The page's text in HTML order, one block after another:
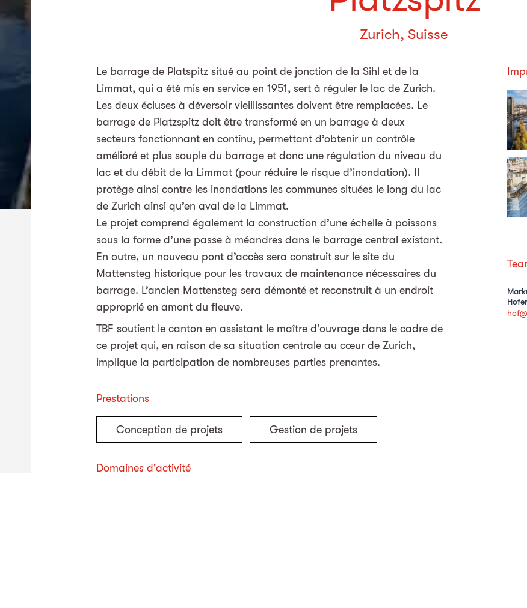
Zurich, Suisse
Le barrage de Platspitz situé au point de jonction de la Sihl et de la
Limmat, qui a été mis en service en 1951, sert à réguler le lac de Zurich.
Les deux écluses à déversoir vieillissantes doivent être remplacées. Le
barrage de Platzspitz doit être transformé en un barrage à deux
secteurs fonctionnant en continu, permettant d’obtenir un contrôle
amélioré et plus souple du barrage et donc une régulation du niveau du
lac et du débit de la Limmat (pour réduire le risque d’inondation). Il
protège ainsi contre les inondations les communes situées le long du lac
de Zurich ainsi qu’en aval de la Limmat.
Le projet comprend également la construction d’une échelle à poissons
sous la forme d’une passe à méandres dans le barrage central existant.
En outre, un nouveau pont d’accès sera construit sur le site du
Mattensteg historique pour les travaux de maintenance nécessaires du
barrage. L’ancien Mattensteg sera démonté et reconstruit à un endroit
approprié en amont du fleuve.
TBF soutient le canton en assistant le maître d’ouvrage dans le cadre de
ce projet qui, en raison de sa situation centrale au cœur de Zurich,
implique la participation de nombreuses parties prenantes.
Prestations
Conception de projets Gestion de projets
Domaines d'activité
Hofer